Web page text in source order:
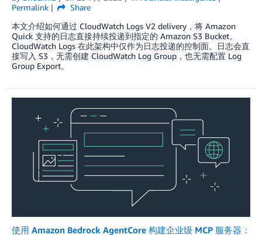
Permalink
Share
本文介绍如何通过 CloudWatch Logs V2 delivery，将 Amazon
Quick 支持的日志直接持续投递到指定的 Amazon S3 Bucket。
CloudWatch Logs 在此架构中仅作为日志投递的控制面。日志会直
接写入 S3，无需创建 CloudWatch Log Group，也无需配置 Log
Group Export。
使用 Amazon Bedrock AgentCore 构建企业级 MCP 服务器：